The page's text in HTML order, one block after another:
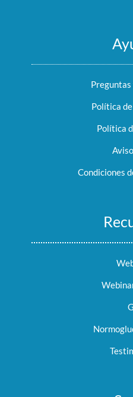
Política
Política
Condiciones